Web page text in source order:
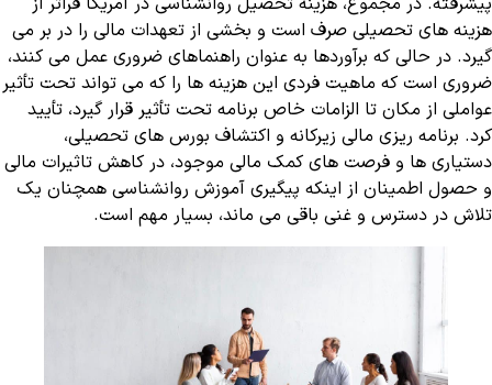
هزینه های تحصیلی صرف است و بخشی از تعهدات مالی را در بر می
گیرد. در حالی که برآوردها به عنوان راهنماهای ضروری عمل می کنند،
ضروری است که ماهیت فردی این هزینه ها را که می تواند تحت تأثیر
عواملی از مکان تا الزامات خاص برنامه تحت تأثیر قرار گیرد، تأیید
کرد. برنامه ریزی مالی زیرکانه و اکتشاف بورس های تحصیلی،
دستیاری ها و فرصت های کمک مالی موجود، در کاهش تاثیرات مالی
و حصول اطمینان از اینکه پیگیری آموزش روانشناسی همچنان یک
تلاش در دسترس و غنی باقی می ماند، بسیار مهم است.